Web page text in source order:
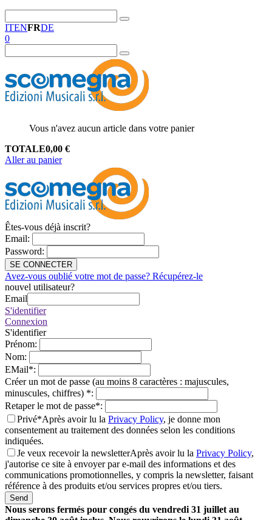
ITENFRDE
0
Vous n'avez aucun article dans votre panier
TOTALE0,00 €
Aller au panier
Êtes-vous déjà inscrit?
Email:
Password:
SE CONNECTER
Avez-vous oublié votre mot de passe? Récupérez-le
nouvel utilisateur?
Email
S'identifier
Connexion
S'identifier
Prénom:
Nom:
EMail*:
Créer un mot de passe (au moins 8 caractères : majuscules,
minuscules, chiffres) *:
Retaper le mot de passe*:
Privé*Après avoir lu la Privacy Policy, je donne mon
consentement au traitement des données selon les conditions
indiquées.
Je veux recevoir la newsletterAprès avoir lu la Privacy Policy,
j'autorise ce site à envoyer par e-mail des informations et des
communications promotionnelles, y compris la newsletter, faisant
référence à des produits et/ou services propres et/ou tiers.
Send
Nous serons fermés pour congés du vendredi 31 juillet au